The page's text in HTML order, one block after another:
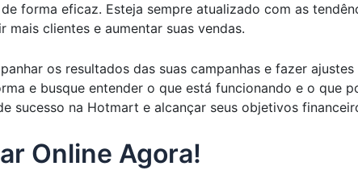
forma eficaz. Esteja sempre atualizado com as
clientes e aumentar suas vendas.
os resultados das suas campanhas e fazer
e busque entender o que está funcionando e o que
sucesso na Hotmart e alcançar seus objetivos
Online Agora!